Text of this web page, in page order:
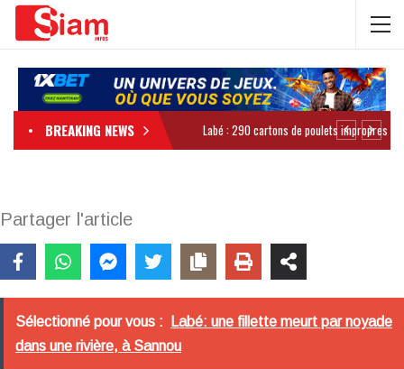
BREAKING NEWS
Partager l'article
Sélectionné pour vous :
Labé: une fillette meurt par noyade
dans une rivière, à Sannou